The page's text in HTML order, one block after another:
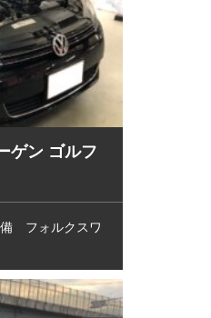
ルフ
フォルクスワ